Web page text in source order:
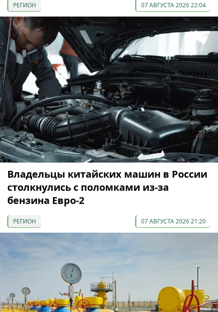
РЕГИОН 07 АВГУСТА 2026 22:04
Владельцы китайских машин в России
столкнулись с поломками из-за
бензина Евро-2
РЕГИОН 07 АВГУСТА 2026 21:20